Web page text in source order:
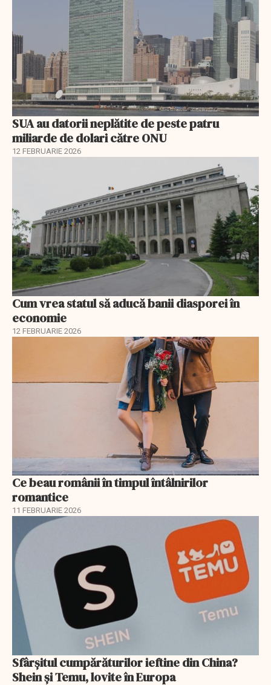
SUA au datorii neplătite de peste patru
miliarde de dolari către ONU
12 FEBRUARIE 2026
Cum vrea statul să aducă banii diasporei în
economie
12 FEBRUARIE 2026
Ce beau românii în timpul întâlnirilor
romantice
11 FEBRUARIE 2026
Sfârșitul cumpărăturilor ieftine din China?
Shein și Temu, lovite în Europa